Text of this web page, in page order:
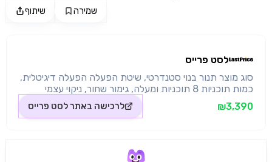
שיתוף שמירה
לסט פרייס
סוג מוצר תנור בנוי סטנדרטי, שיטת הפעלה הפעלה דיגיטלית,
כמות תוכניות 8 תוכניות ומעלה, גימור שחור, ניקוי עצמי
פירוליטי, כיוון פתיחת דלת מעלה - מטה, רוחב חיצוני 60 ס"מ,
גובה חיצוני 60 ס"מ, דלת התנור ארבע שכבות זכוכית, טורבו
₪3,390 לרכישה באתרלסט פרייס